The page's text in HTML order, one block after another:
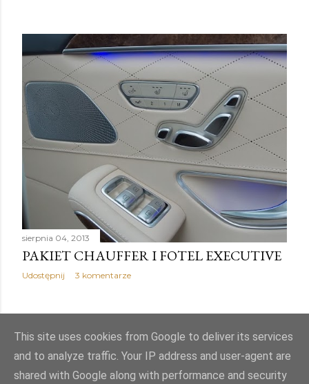
sierpnia 04, 2013
PAKIET CHAUFFER I FOTEL EXECUTIVE
Udostępnij 3 komentarze
STARSZE POSTY
This site uses cookies from Google to deliver its services
and to analyze traffic. Your IP address and user-agent are
shared with Google along with performance and security